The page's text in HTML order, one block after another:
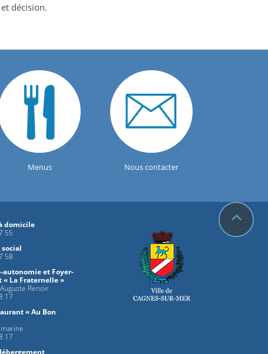
décision.
Menus Nous contacter
domicile
55
58
autonomie et Foyer-
« La Fraternelle »
Renoir
17
« Au Bon
17